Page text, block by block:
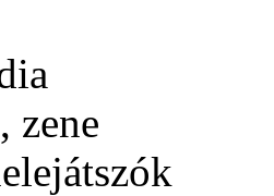
zene